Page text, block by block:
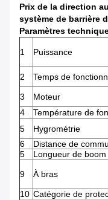
Prix de la direction
système de barrière
Paramètres
1 Puissance
2
Temps de
3
Moteur
4
Température de
5
Hygrométrie
6
Distance de
5
Longueur de boom
9 À bras
10 Catégorie de